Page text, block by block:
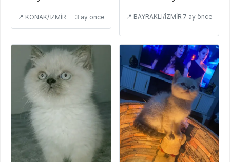
📍 KONAK/İZMİR 3 ay önce 📍 BAYRAKLI/İZMİR 7 ay önce